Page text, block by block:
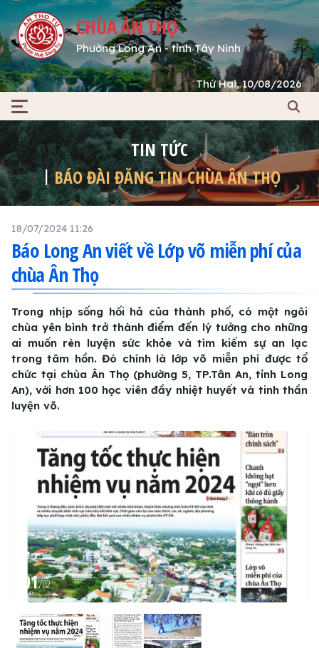
CHÙA ÂN THỌ
Phường Long An - tỉnh Tây Ninh
Thứ Hai, 10/08/2026
TIN TỨC
BÁO ĐÀI ĐĂNG TIN CHÙA ÂN THỌ
18/07/2024 11:26
Báo Long An viết về Lớp võ miễn phí của
chùa Ân Thọ
Trong nhịp sống hối hả của thành phố, có một ngôi
chùa yên bình trở thành điểm đến lý tưởng cho những
ai muốn rèn luyện sức khỏe và tìm kiếm sự an lạc
trong tâm hồn. Đó chính là lớp võ miễn phí được tổ
chức tại chùa Ân Thọ (phường 5, TP.Tân An, tỉnh Long
An), với hơn 100 học viên đầy nhiệt huyết và tinh thần
luyện võ.
01/02